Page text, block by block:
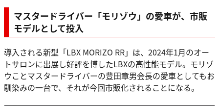
マスタードライバー「モリゾウ」の愛車が、市販
モデルとして投入
導入される新型「LBX MORIZO RR」は、2024年1月のオー
トサロンに出展し好評を博したLBXの高性能モデル。モリゾ
ウことマスタードライバーの豊田章男会長の愛車としてもお
馴染みの一台で、それが今回市販化されることになる。